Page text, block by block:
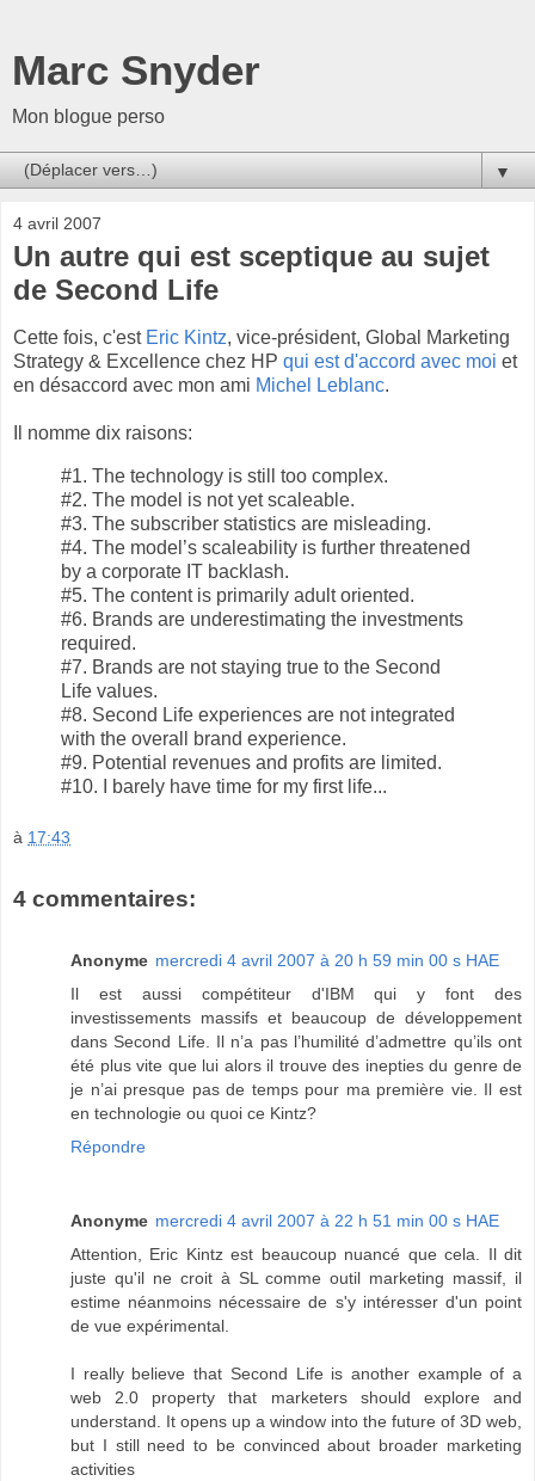
Marc Snyder
Mon blogue perso
▼
4 avril 2007
Un autre qui est sceptique au sujet
de Second Life
Cette fois, c'est Eric Kintz, vice-président, Global Marketing
Strategy & Excellence chez HP qui est d'accord avec moi et
en désaccord avec mon ami Michel Leblanc.
Il nomme dix raisons:
#1. The technology is still too complex.
#2. The model is not yet scaleable.
#3. The subscriber statistics are misleading.
#4. The model’s scaleability is further threatened
by a corporate IT backlash.
#5. The content is primarily adult oriented.
#6. Brands are underestimating the investments
required.
#7. Brands are not staying true to the Second
Life values.
#8. Second Life experiences are not integrated
with the overall brand experience.
#9. Potential revenues and profits are limited.
#10. I barely have time for my first life...
à 17:43
4 commentaires:
Anonyme mercredi 4 avril 2007 à 20 h 59 min 00 s HAE
Il est aussi compétiteur d'IBM qui y font des
investissements massifs et beaucoup de développement
dans Second Life. Il n’a pas l’humilité d’admettre qu’ils ont
été plus vite que lui alors il trouve des inepties du genre de
je n’ai presque pas de temps pour ma première vie. Il est
en technologie ou quoi ce Kintz?
Répondre
Anonyme mercredi 4 avril 2007 à 22 h 51 min 00 s HAE
Attention, Eric Kintz est beaucoup nuancé que cela. Il dit
juste qu'il ne croit à SL comme outil marketing massif, il
estime néanmoins nécessaire de s'y intéresser d'un point
de vue expérimental.
I really believe that Second Life is another example of a
web 2.0 property that marketers should explore and
understand. It opens up a window into the future of 3D web,
but I still need to be convinced about broader marketing
activities